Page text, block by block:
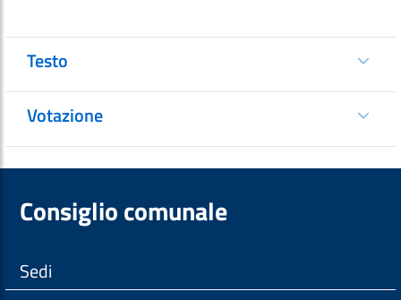
Testo
Votazione
Consiglio comunale
Sedi